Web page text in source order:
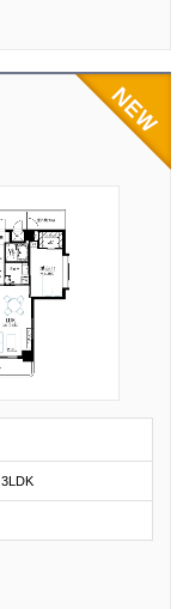
3LDK